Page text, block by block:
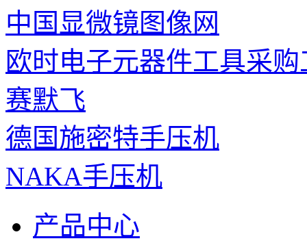
中国显微镜图像网
欧时电子元器件工具采购
赛默飞
德国施密特手压机
NAKA手压机
产品中心